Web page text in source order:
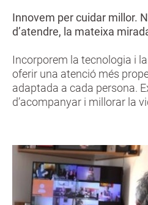
Innovem per cuidar millor.
d’atendre, la mateixa
Incorporem la tecnologia i
oferir una atenció més
adaptada a cada persona.
d’acompanyar i millorar la